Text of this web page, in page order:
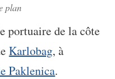
plan
portuaire de la côte
Karlobag, à
Paklenica.